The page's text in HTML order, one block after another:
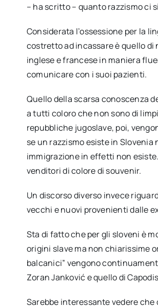
– ha scritto – quanto razzismo ci
Considerata l’ossessione per la
costretto ad incassare è quello di
inglese e francese in maniera
comunicare con i suoi pazienti.
Quello della scarsa conoscenza
a tutti coloro che non sono di
repubbliche jugoslave, poi,
se un razzismo esiste in
immigrazione in effetti non
venditori di colore di souvenir.
Un discorso diverso invece
vecchi e nuovi provenienti dalle
Sta di fatto che per gli sloveni è
origini slave ma non chiarissime
balcanici” vengono
Zoran Janković e quello di
Sarebbe interessante vedere